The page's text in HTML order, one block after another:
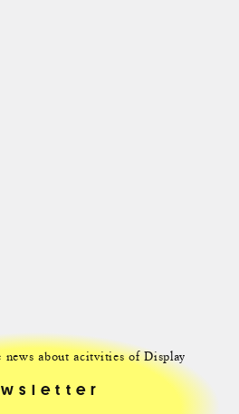
news about acitvities of Display